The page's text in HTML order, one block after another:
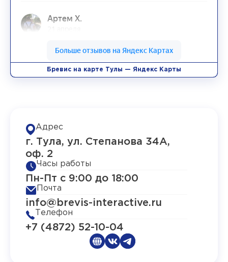
Бревис на карте Тулы — Яндекс Карты
Адрес
г. Тула, ул. Степанова 34А,
оф. 2
Часы работы
Пн-Пт с 9:00 до 18:00
Почта
info@brevis-interactive.ru
Телефон
+7 (4872) 52-10-04